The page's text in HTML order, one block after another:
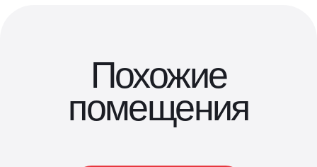
Похожие
помещения